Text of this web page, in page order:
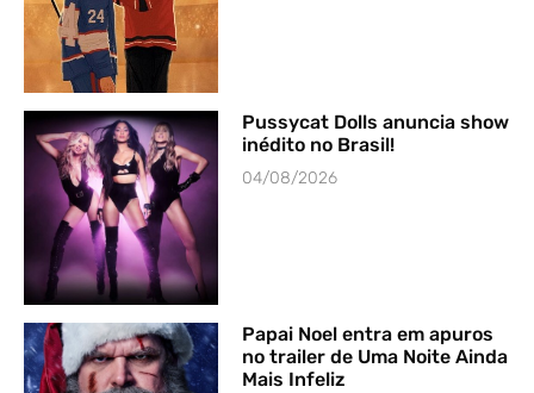
Pussycat Dolls anuncia show
inédito no Brasil!
04/08/2026
Papai Noel entra em apuros
no trailer de Uma Noite Ainda
Mais Infeliz